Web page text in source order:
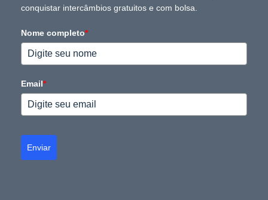
conquistar intercâmbios gratuitos e com bolsa.
Nome completo*
Email*
Enviar